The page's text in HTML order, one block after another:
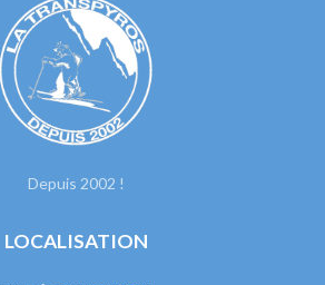
Depuis 2002 !
LOCALISATION